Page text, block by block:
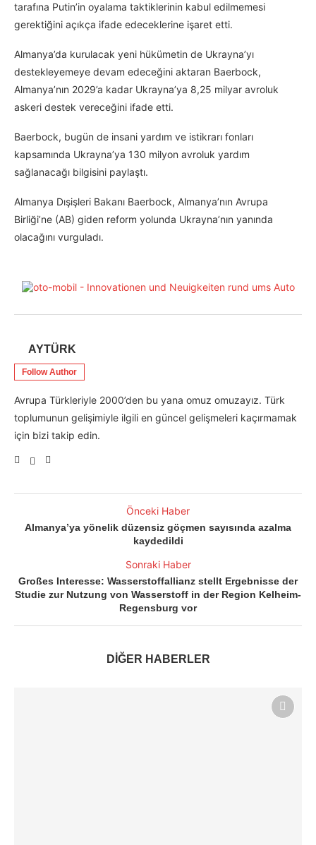
tarafına Putin’in oyalama taktiklerinin kabul edilmemesi
gerektiğini açıkça ifade edeceklerine işaret etti.
Almanya’da kurulacak yeni hükümetin de Ukrayna’yı
destekleyemeye devam edeceğini aktaran Baerbock,
Almanya’nın 2029’a kadar Ukrayna’ya 8,25 milyar avroluk
askeri destek vereceğini ifade etti.
Baerbock, bugün de insani yardım ve istikrarı fonları
kapsamında Ukrayna’ya 130 milyon avroluk yardım
sağlanacağı bilgisini paylaştı.
Almanya Dışişleri Bakanı Baerbock, Almanya’nın Avrupa
Birliği’ne (AB) giden reform yolunda Ukrayna’nın yanında
olacağını vurguladı.
AYTÜRK
Follow Author
Avrupa Türkleriyle 2000’den bu yana omuz omuzayız. Türk
toplumunun gelişimiyle ilgili en güncel gelişmeleri kaçırmamak
için bizi takip edin.
Önceki Haber
Almanya’ya yönelik düzensiz göçmen sayısında azalma
kaydedildi
Sonraki Haber
Großes Interesse: Wasserstoffallianz stellt Ergebnisse der
Studie zur Nutzung von Wasserstoff in der Region Kelheim-
Regensburg vor
DİĞER HABERLER